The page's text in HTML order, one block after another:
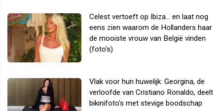
Celest vertoeft op Ibiza... en laat nog
eens zien waarom de Hollanders haar
de mooiste vrouw van België vinden
(foto's)
Vlak voor hun huwelijk: Georgina, de
verloofde van Cristiano Ronaldo, deelt
bikinifoto's met stevige boodschap